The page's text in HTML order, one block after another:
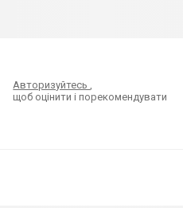
Авторизуйтесь
щоб оцінити і порекомендувати